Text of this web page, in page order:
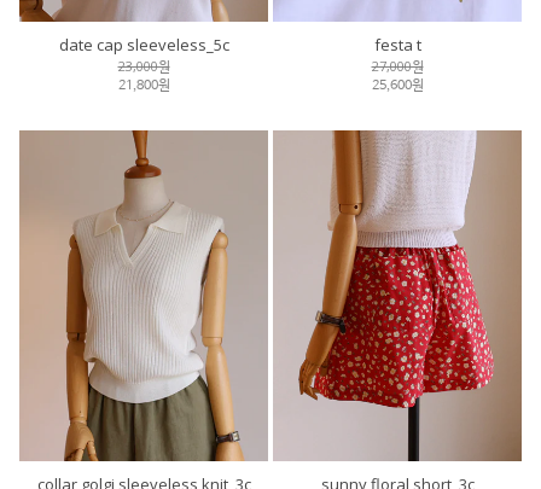
date cap sleeveless_5c
23,000원
21,800원
festa t
27,000원
25,600원
collar golgi sleeveless knit_3c sunny floral short_3c